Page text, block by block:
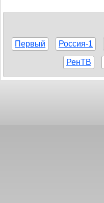
Первый Россия-1
РенТВ